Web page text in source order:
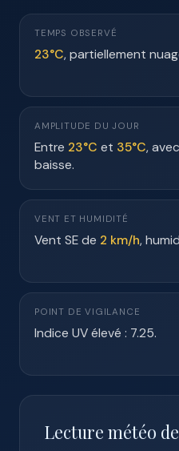
TEMPS OBSERVÉ
23°C, partiellement
AMPLITUDE DU JOUR
Entre 23°C et 35°C,
baisse.
VENT ET HUMIDITÉ
Vent SE de 2 km/h,
POINT DE VIGILANCE
Indice UV élevé : 7.25.
Lecture météo